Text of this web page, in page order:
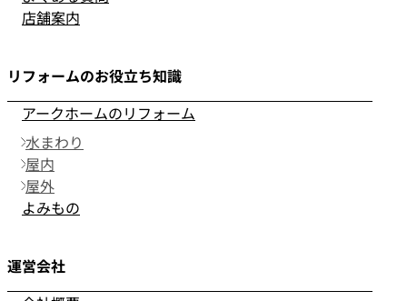
店舗案内
リフォームのお役立ち知識
アークホームのリフォーム
水まわり
屋内
屋外
よみもの
運営会社